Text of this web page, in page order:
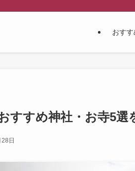
おす
すすめ神社・お寺5選
日